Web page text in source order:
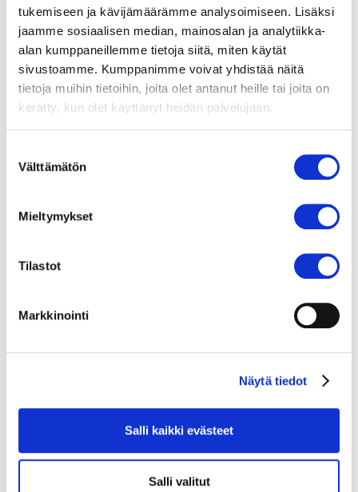
tukemiseen ja kävijämäärämme analysoimiseen. Lisäksi
jaamme sosiaalisen median, mainosalan ja analytiikka-
alan kumppaneillemme tietoja siitä, miten käytät
sivustoamme. Kumppanimme voivat yhdistää näitä
tietoja muihin tietoihin, joita olet antanut heille tai joita on
kerätty, kun olet käyttänyt heidän palvelujaan.
valinta
Välttämätön
Mieltymykset
Tilastot
Markkinointi
Näytä tiedot
Salli kaikki evästeet
Salli valitut
Veteraaniosasto järjesti heinäkuussa 2012
Salon palo 125v tilaisuuden.
Osasto kokoontuu säännöllisesti joka kuukauden
ensimmäinen tiistai klo 12-14 paloasemalla
palokuntalaiset jotka eivät enää jaksa, kykene tai
halua toimia muissa osastoissa.
Veteraaniosasto osallistuu vuosittain Länsi-
sekä järjestettäviin vanhojen autojen paraateihin.
Perinteeksi on muodostunut käydä vierailulla